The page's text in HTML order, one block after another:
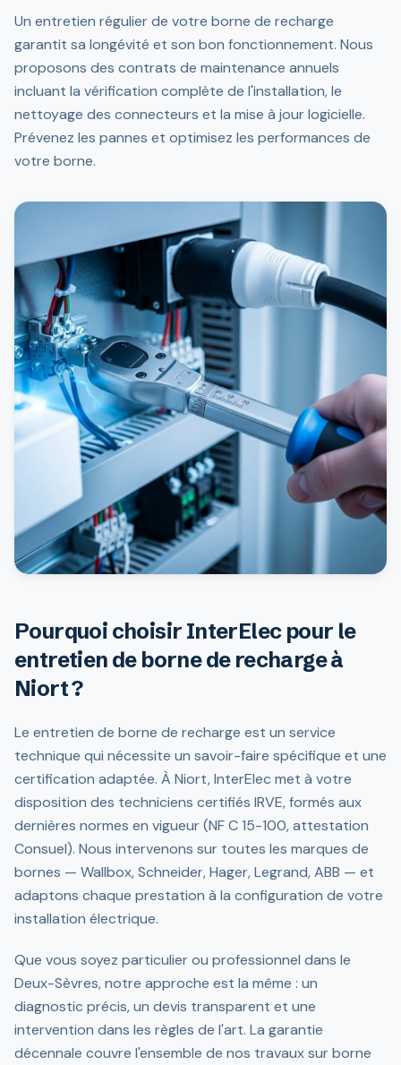
Un entretien régulier de votre borne de recharge
garantit sa longévité et son bon fonctionnement. Nous
proposons des contrats de maintenance annuels
incluant la vérification complète de l'installation, le
nettoyage des connecteurs et la mise à jour logicielle.
Prévenez les pannes et optimisez les performances de
votre borne.
Pourquoi choisir InterElec pour le
entretien de borne de recharge à
Niort ?
Le entretien de borne de recharge est un service
technique qui nécessite un savoir-faire spécifique et une
certification adaptée. À Niort, InterElec met à votre
disposition des techniciens certifiés IRVE, formés aux
dernières normes en vigueur (NF C 15-100, attestation
Consuel). Nous intervenons sur toutes les marques de
bornes — Wallbox, Schneider, Hager, Legrand, ABB — et
adaptons chaque prestation à la configuration de votre
installation électrique.
Que vous soyez particulier ou professionnel dans le
Deux-Sèvres, notre approche est la même : un
diagnostic précis, un devis transparent et une
intervention dans les règles de l'art. La garantie
décennale couvre l'ensemble de nos travaux sur borne